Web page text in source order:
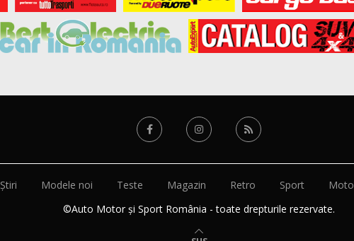
Știri Modele noi Teste Magazin Retro Sport Moto
©Auto Motor și Sport România - toate drepturile rezervate.